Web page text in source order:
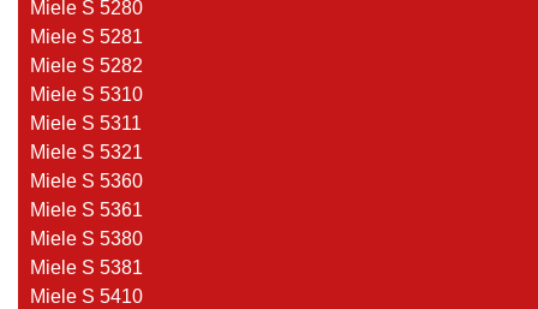
Miele S 5280
Miele S 5281
Miele S 5282
Miele S 5310
Miele S 5311
Miele S 5321
Miele S 5360
Miele S 5361
Miele S 5380
Miele S 5381
Miele S 5410